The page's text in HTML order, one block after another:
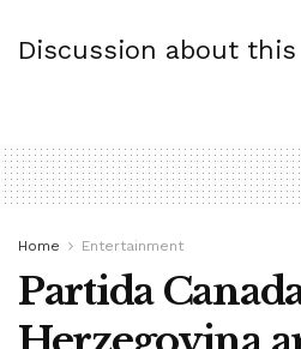
Discussion about
Home Entertainment
Partida